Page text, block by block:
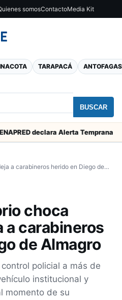
somosContactoMedia Kit
TARAPACÁ
BUSCAR
a carabineros herido en Diego de…
choca
a carabineros
de Almagro
policial a más de
institucional y
momento de su